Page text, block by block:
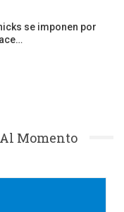
se imponen por
Momento